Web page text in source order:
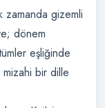
zamanda gizemli
dönem
eşliğinde
mizahi bir dille